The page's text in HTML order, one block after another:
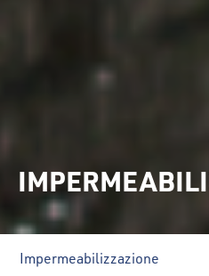
Impermeabilizzazione